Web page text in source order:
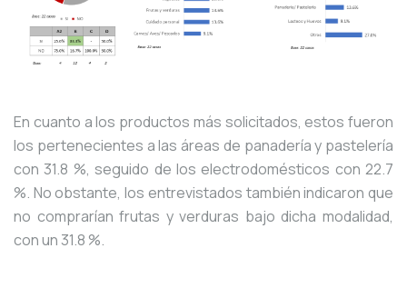
En cuanto a los productos más solicitados, estos fueron
los pertenecientes a las áreas de panadería y pastelería
con 31.8 %, seguido de los electrodomésticos con 22.7
%. No obstante, los entrevistados también indicaron que
no comprarían frutas y verduras bajo dicha modalidad,
con un 31.8 %.